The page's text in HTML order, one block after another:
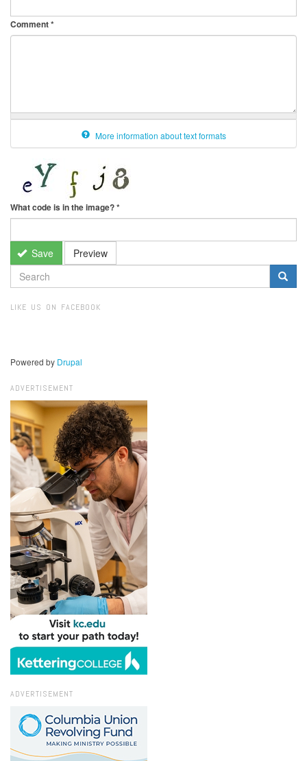
Comment*
More information about text formats
What code is in the image?*
Save Preview
SEARCH
FORM
LIKE US ON FACEBOOK
Powered by Drupal
ADVERTISEMENT
ADVERTISEMENT